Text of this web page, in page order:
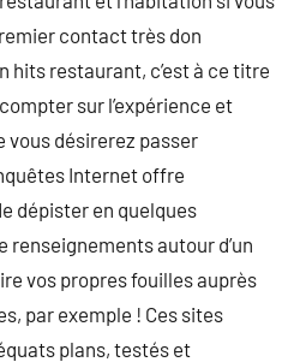
contact très don
hits restaurant, c’est à ce titre
sur l’expérience et
vous désirerez passer
Internet offre
dépister en quelques
renseignements autour d’un
vos propres fouilles auprès
par exemple ! Ces sites
plans, testés et